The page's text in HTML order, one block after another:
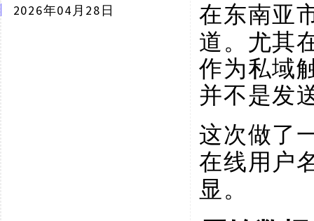
2026年04月28日 在东南亚
道。尤其
作为私域
并不是发
这次做了
在线用户
显。